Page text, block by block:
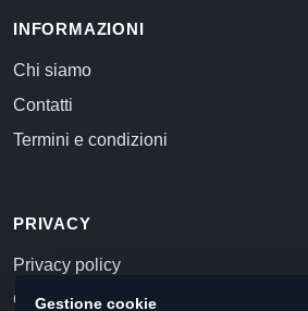
INFORMAZIONI
Chi siamo
Contatti
Termini e condizioni
PRIVACY
Privacy policy
Cookie policy
Gestione cookie